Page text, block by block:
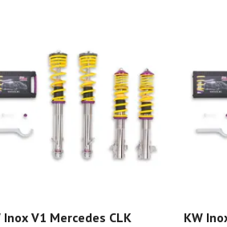
Inox V1 Mercedes CLK
KW